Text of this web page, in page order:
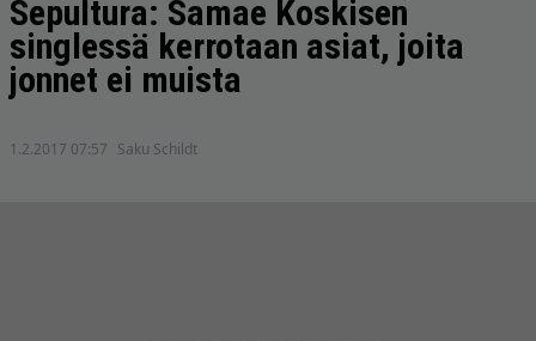
Sepultura: Samae Koskisen
singlessä kerrotaan asiat, joita
jonnet ei muista
1.2.2017 07:57 Saku Schildt